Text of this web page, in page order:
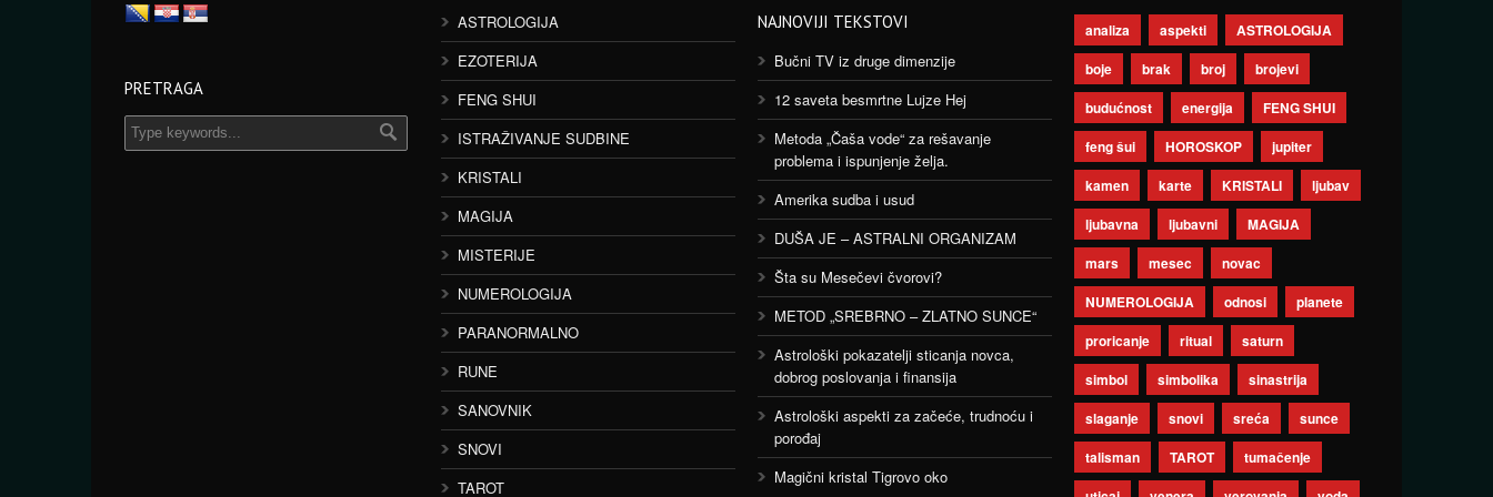
PRETRAGA
ASTROLOGIJA
EZOTERIJA
FENG SHUI
ISTRAŽIVANJE SUDBINE
KRISTALI
MAGIJA
MISTERIJE
NUMEROLOGIJA
PARANORMALNO
RUNE
SANOVNIK
SNOVI
TAROT
NAJNOVIJI TEKSTOVI
Bučni TV iz druge dimenzije
12 saveta besmrtne Lujze Hej
Metoda „Čaša vode“ za rešavanje
problema i ispunjenje želja.
Amerika sudba i usud
DUŠA JE – ASTRALNI ORGANIZAM
Šta su Mesečevi čvorovi?
METOD „SREBRNO – ZLATNO SUNCE“
Astrološki pokazatelji sticanja novca,
dobrog poslovanja i finansija
Astrološki aspekti za začeće, trudnoću i
porođaj
Magični kristal Tigrovo oko
analiza aspekti
ASTROLOGIJA
boje
brak broj
brojevi
budućnost
energija
FENG SHUI
feng šui
HOROSKOP
jupiter
kamen
karte KRISTALI
ljubav
ljubavna
ljubavni
MAGIJA
mars
mesec
novac
NUMEROLOGIJA
odnosi
planete
proricanje
ritual
saturn
simbol
simbolika
sinastrija
slaganje
snovi sreća
sunce
talisman
TAROT
tumačenje